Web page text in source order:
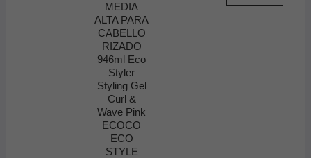
MEDIA
ALTA PARA
CABELLO
RIZADO
946ml Eco
Styler
Styling Gel
Curl &
Wave Pink
ECOCO
ECO
STYLE